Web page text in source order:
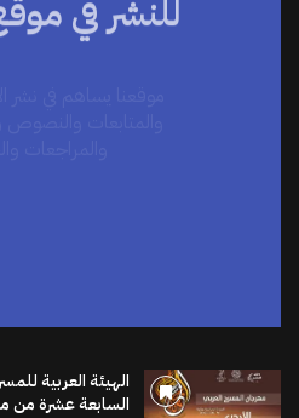
الهيئة العربية
السابعة عشرة من